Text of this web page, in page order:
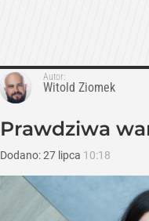
Autor:
Witold Ziomek
Prawdziwa
Dodano:27 lipca 10:18